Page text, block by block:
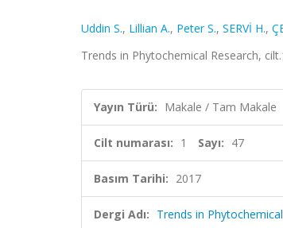
Uddin S., Lillian A., Peter S., SERVİ H.,
Trends in Phytochemical Research,
Yayın Türü: Makale / Tam Makale
Cilt numarası: 1 Sayı: 47
Basım Tarihi: 2017
Dergi Adı: Trends in